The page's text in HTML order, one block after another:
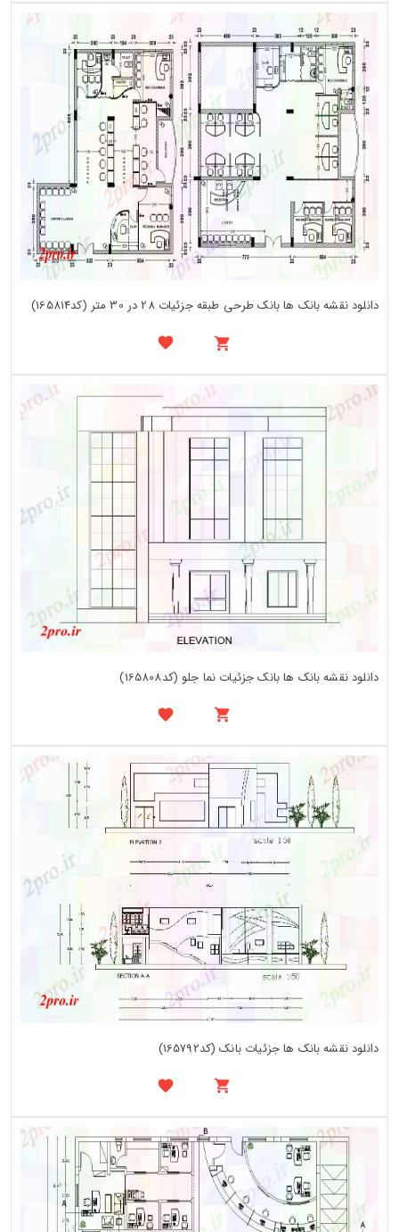
دانلود نقشه بانک ها بانک طرحی طبقه جزئیات 28 در 30 متر (کد165814)
دانلود نقشه بانک ها بانک جزئیات نما جلو (کد165808)
دانلود نقشه بانک ها جزئیات بانک (کد165792)